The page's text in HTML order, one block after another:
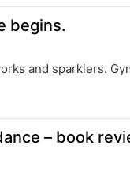
begins.
and sparklers.
– book